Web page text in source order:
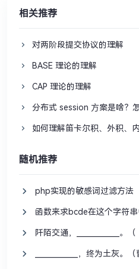
相关推荐
对两阶段提交协议的理解
BASE 理论的理解
CAP 理论的理解
分布式 session ⽅案是啥？
如何理解笛卡尔积、外积、内
随机推荐
php实现的敏感词过滤方法
函数来求bcde在这个字符
阡陌交通，____________。
____________，终为土灰。